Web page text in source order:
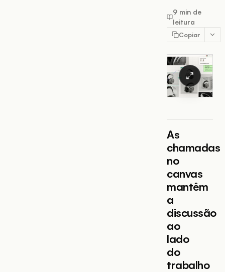
9 min de
leitura
Copiar
As
chamadas
no
canvas
mantêm
a
discussão
ao
lado
do
trabalho